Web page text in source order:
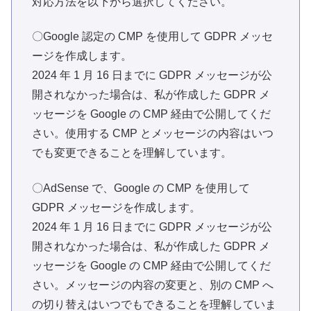
〇Google 認定の CMP を使用して GDPR メッセ
ージを作成します。
2024 年 1 月 16 日までに GDPR メッセージが公
開されなかった場合は、私が作成した GDPR メ
ッセージを Google の CMP 経由で公開してくだ
さい。使用する CMP とメッセージの内容はいつ
でも変更できることを理解しています。
〇AdSense で、Google の CMP を使用して
GDPR メッセージを作成します。
2024 年 1 月 16 日までに GDPR メッセージが公
開されなかった場合は、私が作成した GDPR メ
ッセージを Google の CMP 経由で公開してくだ
さい。メッセージの内容の変更と、別の CMP へ
の切り替えはいつでもできることを理解していま